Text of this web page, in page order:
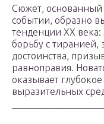
Сюжет, основанный
событии, образно
тенденции ХХ века:
борьбу с тиранией,
достоинства,
равноправия.
оказывает
выразительных